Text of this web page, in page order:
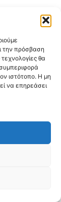
την πρόσβαση
θα
ιστότοπο. Η μη
να επηρεάσει